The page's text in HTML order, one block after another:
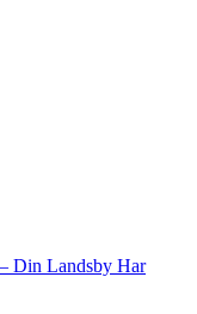
Din Landsby Har